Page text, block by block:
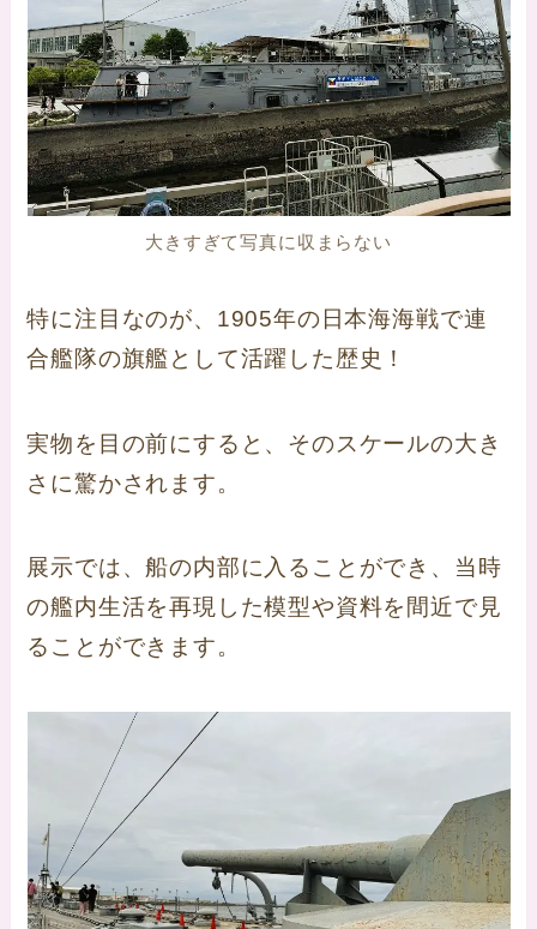
大きすぎて写真に収まらない
特に注目なのが、1905年の日本海海戦で連
合艦隊の旗艦として活躍した歴史！
実物を目の前にすると、そのスケールの大き
さに驚かされます。
展示では、船の内部に入ることができ、当時
の艦内生活を再現した模型や資料を間近で見
ることができます。